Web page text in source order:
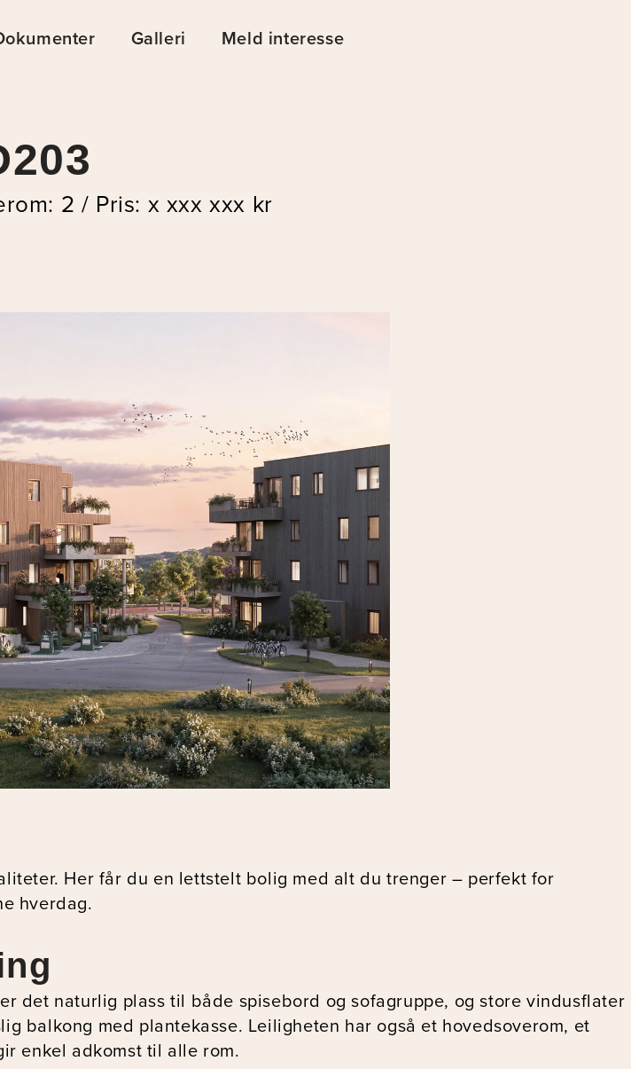
Galleri Meld interesse
2 / Pris: x xxx xxx kr
Her får du en lettstelt bolig med alt du trenger – perfekt for
hverdag.
det naturlig plass til både spisebord og sofagruppe, og store vindusflater
balkong med plantekasse. Leiligheten har også et hovedsoverom, et
enkel adkomst til alle rom.